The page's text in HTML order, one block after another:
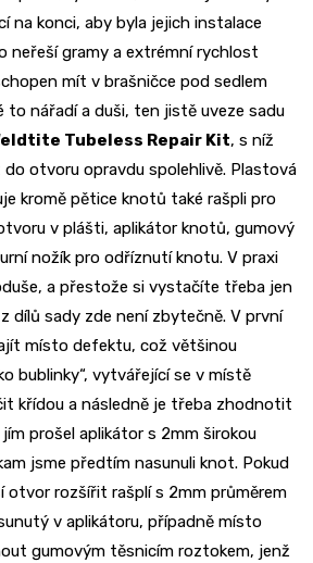
na konci, aby byla jejich instalace
neřeší gramy a extrémní rychlost
mít v brašničce pod sedlem
to nářadí a duši, ten jistě uveze sadu
Tubeless Repair Kit, s níž
otvoru opravdu spolehlivě. Plastová
kromě pětice knotů také rašpli pro
v plášti, aplikátor knotů, gumový
nožík pro odříznutí knotu. V praxi
a přestože si vystačíte třeba jen
dílů sady zde není zbytečně. V první
místo defektu, což většinou
bublinky“, vytvářející se v místě
křídou a následně je třeba zhodnotit
prošel aplikátor s 2mm širokou
jsme předtím nasunuli knot. Pokud
otvor rozšířit rašplí s 2mm průměrem
v aplikátoru, případně místo
gumovým těsnicím roztokem, jenž